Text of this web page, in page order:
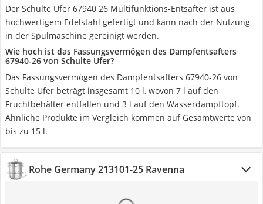
Der Schulte Ufer 67940 26 Multifunktions-Entsafter ist aus
hochwertigem Edelstahl gefertigt und kann nach der Nutzung
in der Spülmaschine gereinigt werden.
Wie hoch ist das Fassungsvermögen des Dampfentsafters
67940-26 von Schulte Ufer?
Das Fassungsvermögen des Dampfentsafters 67940-26 von
Schulte Ufer beträgt insgesamt 10 l, wovon 7 l auf den
Fruchtbehälter entfallen und 3 l auf den Wasserdampftopf.
Ähnliche Produkte im Vergleich kommen auf Gesamtwerte von
bis zu 15 l.
Rohe Germany 213101-25 Ravenna